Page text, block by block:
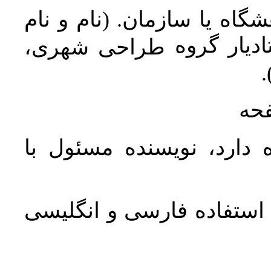
یا سازمان. (نام و نام
گروه طراحی شهری،
نویسنده مسئول با
استفاده فارسی و انگلیسی